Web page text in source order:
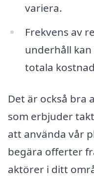
variera.
Frekvens av
underhåll
totala
Det är också bra
som erbjuder
att använda vår
begära offerter
aktörer i ditt